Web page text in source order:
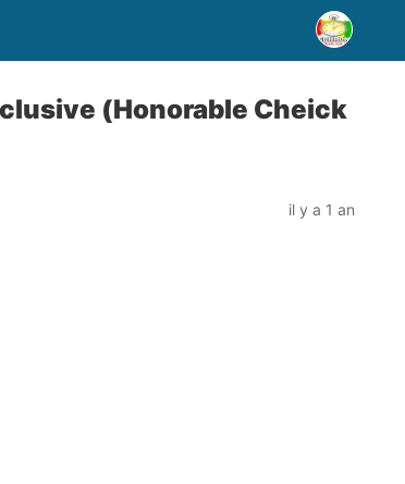
(Honorable Cheick
il y a 1 an